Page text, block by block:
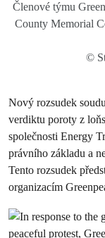
Členové týmu
County Memorial
©
Nový rozsudek
verdiktu poroty z
společnosti Energy
právního základu a
Tento rozsudek
organizacím